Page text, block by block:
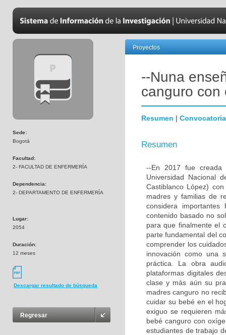
Sede:
Bogotá
Facultad:
2- FACULTAD DE ENFERMERÍA
Dependencia:
2- DEPARTAMENTO DE ENFERMERÍA
Lugar:
2054
Duración:
12 meses
Descargar resultado de búsqueda
Regresar
Proyectos
--Nuna
canguro con
Resumen | Convocatoria
Resumen
--En 2017 fue creada
Universidad Nacional
Castiblanco López)
madres y familias de
considera
contenido basado no
para que finalmente el
parte fundamental del
comprender los
innovación como una
práctica. La obra
plataformas digitales
clase y más aún su
madres canguro no
cuidar su bebé en el
exiguo se requieren
bebé canguro con
estudiantes de trabajo